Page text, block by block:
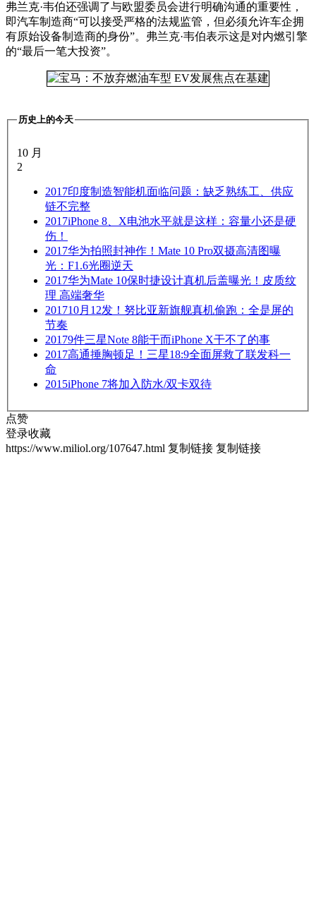
弗兰克·韦伯还强调了与欧盟委员会进行明确沟通的重要性，
即汽车制造商“可以接受严格的法规监管，但必须允许车企拥
有原始设备制造商的身份”。弗兰克·韦伯表示这是对内燃引擎
的“最后一笔大投资”。
历史上的今天
10 月
2
2017印度制造智能机面临问题：缺乏熟练工、供应
链不完整
2017iPhone 8、X电池水平就是这样：容量小还是硬
伤！
2017华为拍照封神作！Mate 10 Pro双摄高清图曝
光：F1.6光圈逆天
2017华为Mate 10保时捷设计真机后盖曝光！皮质纹
理 高端奢华
201710月12发！努比亚新旗舰真机偷跑：全是屏的
节奏
20179件三星Note 8能干而iPhone X干不了的事
2017高通捶胸顿足！三星18:9全面屏救了联发科一
命
2015iPhone 7将加入防水/双卡双待
点赞
登录收藏
https://www.miliol.org/107647.html 复制链接 复制链接